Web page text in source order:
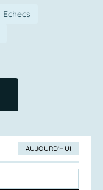
Echecs
AUJOURD’HUI